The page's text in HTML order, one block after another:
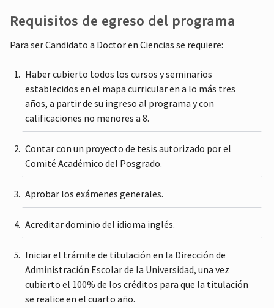
Requisitos de egreso del programa
Para ser Candidato a Doctor en Ciencias se requiere:
Haber cubierto todos los cursos y seminarios
establecidos en el mapa curricular en a lo más tres
años, a partir de su ingreso al programa y con
calificaciones no menores a 8.
Contar con un proyecto de tesis autorizado por el
Comité Académico del Posgrado.
Aprobar los exámenes generales.
Acreditar dominio del idioma inglés.
Iniciar el trámite de titulación en la Dirección de
Administración Escolar de la Universidad, una vez
cubierto el 100% de los créditos para que la titulación
se realice en el cuarto año.